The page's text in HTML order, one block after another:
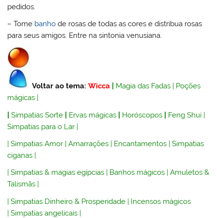
pedidos.
– Tome banho de rosas de todas as cores e distribua rosas
para seus amigos. Entre na sintonia venusiana.
Voltar ao tema:Wicca Magia das Fadas | Poções
mágicas |
|Simpatias Sorte Ervas mágicas Horóscopos Feng Shui |
Simpatias para o Lar |
|Simpatias Amor |Amarrações | Encantamentos |Simpatias
ciganas |
|Simpatias & magias egípcias Banhos mágicos |Amuletos &
Talismãs
|Simpatias Dinheiro & Prosperidade | Incensos mágicos
|Simpatias angelicais |